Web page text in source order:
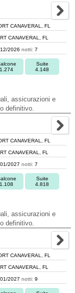
CANAVERAL, FL
CANAVERAL, FL
2026 notti: 7
1.274
Suite
4.148
assicurazioni e
definitivo.
CANAVERAL, FL
CANAVERAL, FL
2027 notti: 7
1.108
Suite
4.818
assicurazioni e
definitivo.
CANAVERAL, FL
CANAVERAL, FL
2027 notti: 9